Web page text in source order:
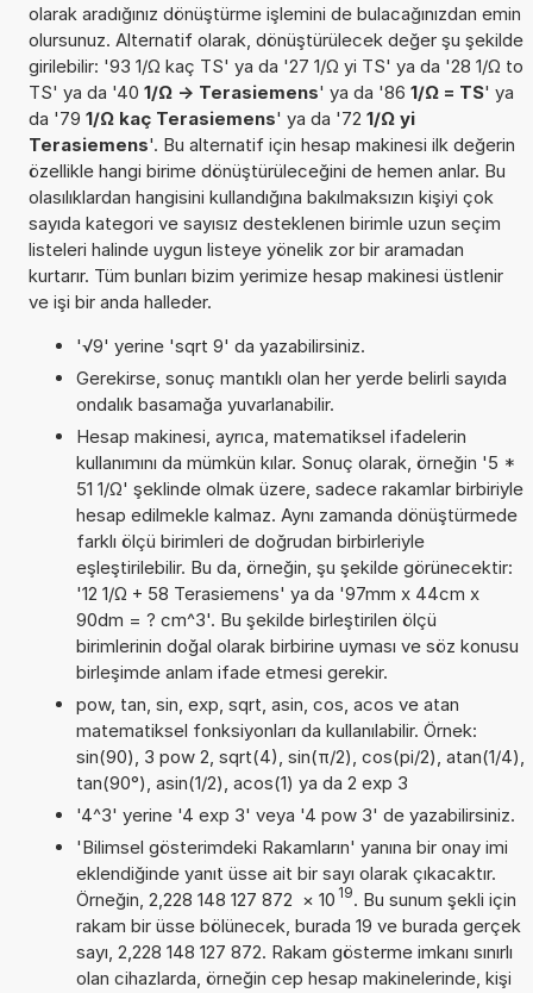
olarak aradığınız dönüştürme işlemini de bulacağınızdan emin
olursunuz. Alternatif olarak, dönüştürülecek değer şu şekilde
girilebilir: '93 1/Ω kaç TS' ya da '27 1/Ω yi TS' ya da '28 1/Ω to
TS' ya da '40 1/Ω -> Terasiemens' ya da '86 1/Ω = TS' ya
da '79 1/Ω kaç Terasiemens' ya da '72 1/Ω yi
Terasiemens'. Bu alternatif için hesap makinesi ilk değerin
özellikle hangi birime dönüştürüleceğini de hemen anlar. Bu
olasılıklardan hangisini kullandığına bakılmaksızın kişiyi çok
sayıda kategori ve sayısız desteklenen birimle uzun seçim
listeleri halinde uygun listeye yönelik zor bir aramadan
kurtarır. Tüm bunları bizim yerimize hesap makinesi üstlenir
ve işi bir anda halleder.
'√9' yerine 'sqrt 9' da yazabilirsiniz.
Gerekirse, sonuç mantıklı olan her yerde belirli sayıda
ondalık basamağa yuvarlanabilir.
Hesap makinesi, ayrıca, matematiksel ifadelerin
kullanımını da mümkün kılar. Sonuç olarak, örneğin '5 *
51 1/Ω' şeklinde olmak üzere, sadece rakamlar birbiriyle
hesap edilmekle kalmaz. Aynı zamanda dönüştürmede
farklı ölçü birimleri de doğrudan birbirleriyle
eşleştirilebilir. Bu da, örneğin, şu şekilde görünecektir:
'12 1/Ω + 58 Terasiemens' ya da '97mm x 44cm x
90dm = ? cm^3'. Bu şekilde birleştirilen ölçü
birimlerinin doğal olarak birbirine uyması ve söz konusu
birleşimde anlam ifade etmesi gerekir.
pow, tan, sin, exp, sqrt, asin, cos, acos ve atan
matematiksel fonksiyonları da kullanılabilir. Örnek:
sin(90), 3 pow 2, sqrt(4), sin(π/2), cos(pi/2), atan(1/4),
tan(90°), asin(1/2), acos(1) ya da 2 exp 3
'4^3' yerine '4 exp 3' veya '4 pow 3' de yazabilirsiniz.
'Bilimsel gösterimdeki Rakamların' yanına bir onay imi
eklendiğinde yanıt üsse ait bir sayı olarak çıkacaktır.
Örneğin, 2,228 148 127 872 × 10 19. Bu sunum şekli için
rakam bir üsse bölünecek, burada 19 ve burada gerçek
sayı, 2,228 148 127 872. Rakam gösterme imkanı sınırlı
olan cihazlarda, örneğin cep hesap makinelerinde, kişi